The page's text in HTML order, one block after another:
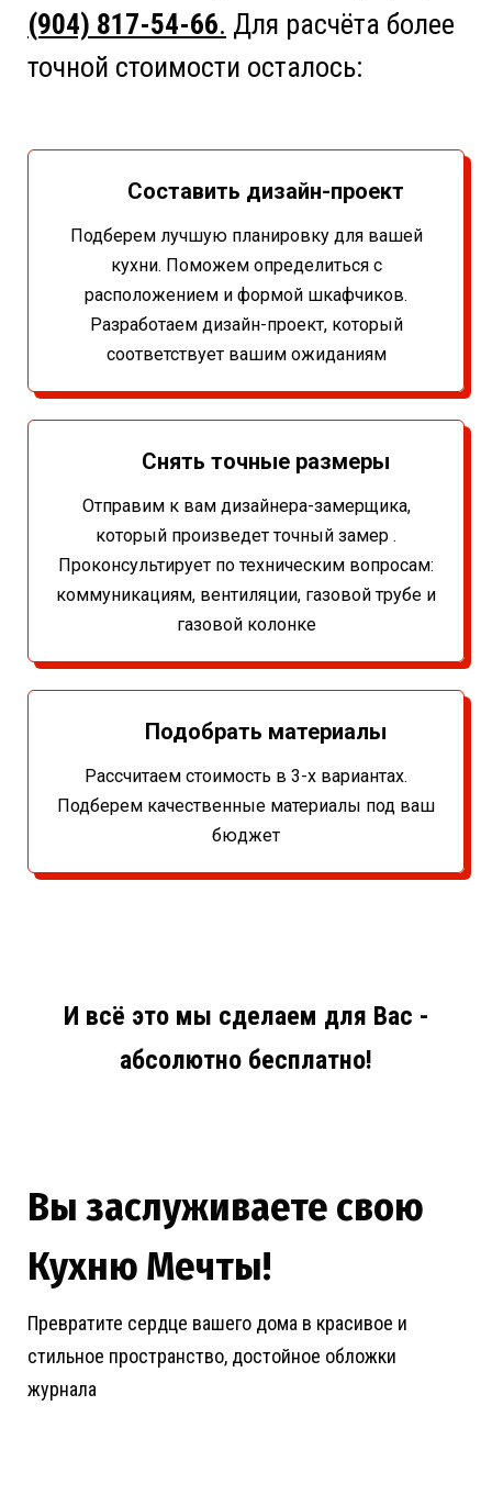
(904) 817-54-66. Для расчёта более
точной стоимости осталось:
Составить дизайн-проект
Подберем лучшую планировку для вашей
кухни. Поможем определиться с
расположением и формой шкафчиков.
Разработаем дизайн-проект, который
соответствует вашим ожиданиям
Снять точные размеры
Отправим к вам дизайнера-замерщика,
который произведет точный замер .
Проконсультирует по техническим вопросам:
коммуникациям, вентиляции, газовой трубе и
газовой колонке
Подобрать материалы
Рассчитаем стоимость в 3-х вариантах.
Подберем качественные материалы под ваш
бюджет
И всё это мы сделаем для Вас -
абсолютно бесплатно!
Вы заслуживаете свою
Кухню Мечты!
Превратите сердце вашего дома в красивое и
стильное пространство, достойное обложки
журнала